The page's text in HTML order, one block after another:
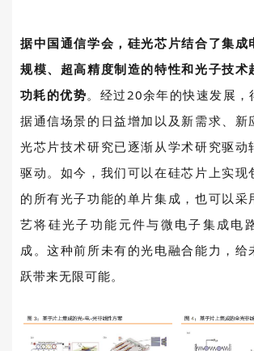
据中国通信学会， 硅光芯片结合了集成
规模、超高精度制造的特性和光子技术
功耗的优势。 经过 20余年的快速发展，
据通信场景的日益增加以及新需求、新
光芯片技术研究已逐渐从学术研究驱动
驱动。如今，我们可以在硅芯片上实现
的所有光子功能的单片集成，也可以采
艺将硅光子功能元件与微电子集成电
成。这种前所未有的光电融合能力， 给
跃带来无限可能。